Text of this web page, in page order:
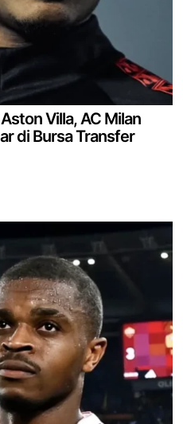
Villa, AC Milan
di Bursa Transfer